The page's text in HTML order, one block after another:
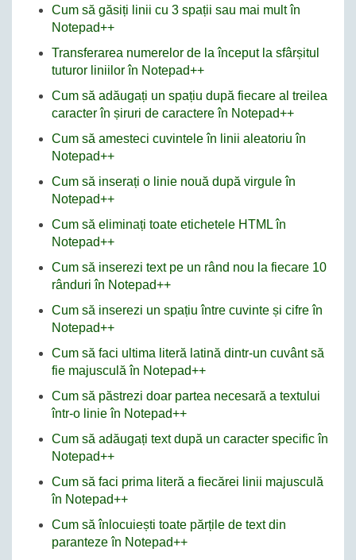
Cum să găsiți linii cu 3 spații sau mai mult în
Notepad++
Transferarea numerelor de la început la sfârșitul
tuturor liniilor în Notepad++
Cum să adăugați un spațiu după fiecare al treilea
caracter în șiruri de caractere în Notepad++
Cum să amesteci cuvintele în linii aleatoriu în
Notepad++
Cum să inserați o linie nouă după virgule în
Notepad++
Cum să eliminați toate etichetele HTML în
Notepad++
Cum să inserezi text pe un rând nou la fiecare 10
rânduri în Notepad++
Cum să inserezi un spațiu între cuvinte și cifre în
Notepad++
Cum să faci ultima literă latină dintr-un cuvânt să
fie majusculă în Notepad++
Cum să păstrezi doar partea necesară a textului
într-o linie în Notepad++
Cum să adăugați text după un caracter specific în
Notepad++
Cum să faci prima literă a fiecărei linii majusculă
în Notepad++
Cum să înlocuiești toate părțile de text din
paranteze în Notepad++